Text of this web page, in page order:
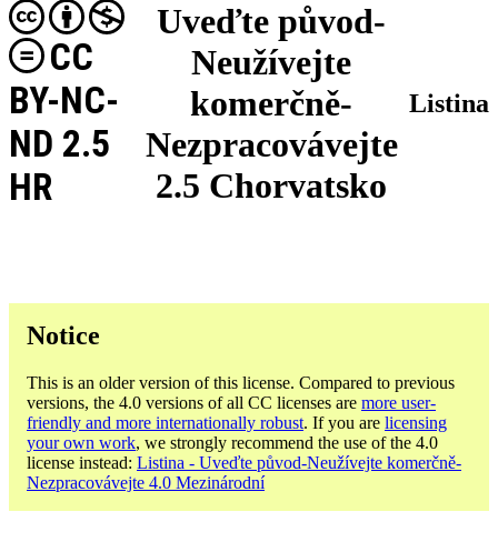
Uveďte původ-
Neužívejte
komerčně-
Nezpracovávejte
2.5 Chorvatsko
CC
BY-NC-
ND 2.5
HR
Listina
Notice
This is an older version of this license. Compared to previous
versions, the 4.0 versions of all CC licenses are more user-
friendly and more internationally robust. If you are licensing
your own work, we strongly recommend the use of the 4.0
license instead: Listina - Uveďte původ-Neužívejte komerčně-
Nezpracovávejte 4.0 Mezinárodní